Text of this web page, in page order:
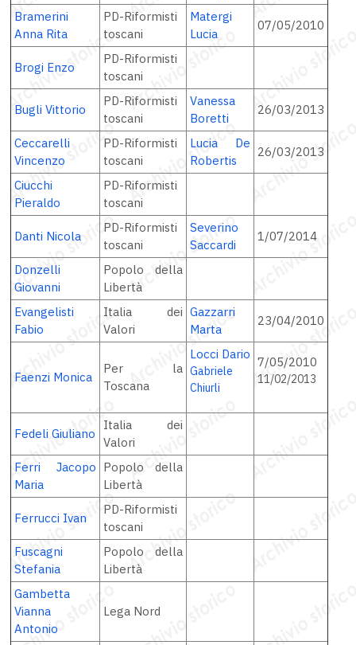
Bramerini
Anna Rita
PD-Riformisti
toscani
Matergi
Lucia
07/05/2010
Brogi Enzo
PD-Riformisti
toscani
Bugli Vittorio
PD-Riformisti
toscani
Vanessa
Boretti
26/03/2013
Ceccarelli
Vincenzo
PD-Riformisti
toscani
Lucia De
Robertis
26/03/2013
Ciucchi
Pieraldo
PD-Riformisti
toscani
Danti Nicola
PD-Riformisti
toscani
Severino
Saccardi
1/07/2014
Donzelli
Giovanni
Popolo della
Libertà
Evangelisti
Fabio
Italia dei
Valori
Gazzarri
Marta
23/04/2010
Faenzi Monica
Per la
Toscana
Locci Dario
Gabriele
Chiurli
7/05/2010
11/02/2013
Fedeli Giuliano
Italia dei
Valori
Ferri Jacopo
Maria
Popolo della
Libertà
Ferrucci Ivan
PD-Riformisti
toscani
Fuscagni
Stefania
Popolo della
Libertà
Gambetta
Vianna
Antonio
Lega Nord